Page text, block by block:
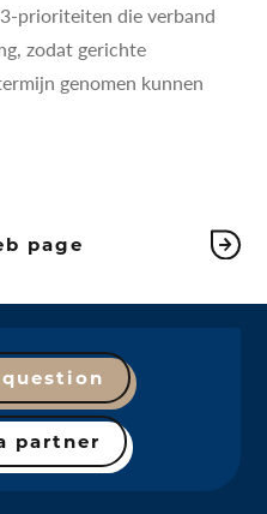
prioriteiten die verband
zodat gerichte
genomen kunnen
page
partner